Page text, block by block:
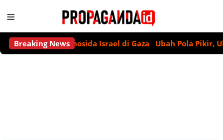
≡
Breaking News
Genosida Israel di Gaza Ubah Pola Pikir, Ubah